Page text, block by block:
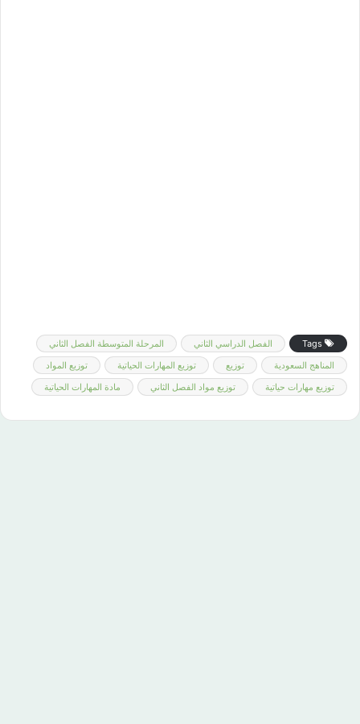
الفصل الدراسي الثاني
المرحلة المتوسطة الفصل الثاني
المناهج السعودية
توزيع توزيع المهارات الحياتية
توزيع المواد
توزيع مهارات حياتية
توزيع مواد الفصل الثاني مادة المهارات الحياتية